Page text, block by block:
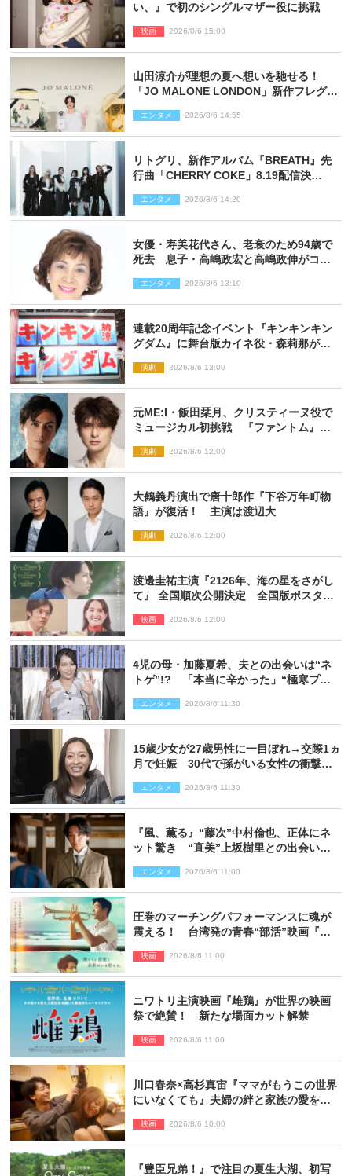
い、』で初のシングルマザー役に挑戦
映画 2026/8/6 15:00
山田涼介が理想の夏へ想いを馳せる！
「JO MALONE LONDON」新作フレグラ
エンタメ 2026/8/6 14:55
リトグリ、新作アルバム『BREATH』先
行曲「CHERRY COKE」8.19配信決
エンタメ 2026/8/6 14:20
女優・寿美花代さん、老衰のため94歳で
死去 息子・高嶋政宏と高嶋政伸がコメ
優しい母でした」
エンタメ 2026/8/6 13:10
連載20周年記念イベント『キンキンキン
グダム』に舞台版カイネ役・森莉那が潜
演劇 2026/8/6 13:00
元ME:I・飯田栞月、クリスティーヌ役で
ミュージカル初挑戦 『ファントム』
演劇 2026/8/6 12:00
大鶴義丹演出で唐十郎作『下谷万年町物
語』が復活！ 主演は渡辺大
演劇 2026/8/6 12:00
渡邊圭祐主演『2126年、海の星をさがし
て』 全国順次公開決定 全国版ポスター
映画 2026/8/6 12:00
4児の母・加藤夏希、夫との出会いは“ネ
トゲ”!? 「本当に辛かった」“極寒プロ
エンタメ 2026/8/6 11:30
15歳少女が27歳男性に一目ぼれ→交際1ヵ
月で妊娠 30代で孫がいる女性の衝撃半
エンタメ 2026/8/6 11:30
『風、薫る』“藤次”中村倫也、正体にネ
ット驚き “直美”上坂樹里との出会いに
しなよ！」
エンタメ 2026/8/6 11:00
圧巻のマーチングパフォーマンスに魂が
震える！ 台湾発の青春“部活”映画『進
映画 2026/8/6 11:00
ニワトリ主演映画『雌鶏』が世界の映画
祭で絶賛！ 新たな場面カット解禁
映画 2026/8/6 11:00
川口春奈×高杉真宙『ママがもうこの世界
にいなくても』夫婦の絆と家族の愛を映
映画 2026/8/6 10:00
『豊臣兄弟！』で注目の夏生大湖、初写